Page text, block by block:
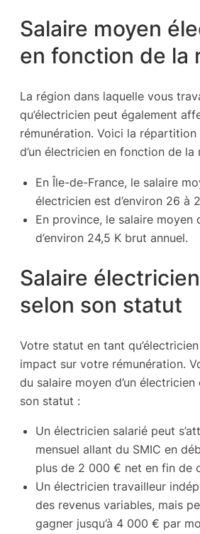
Salaire moyen
en fonction de la
La région dans laquelle vous
qu’électricien peut également
rémunération. Voici la
d’un électricien en fonction de la
En Île-de-France, le salaire
électricien est d’environ 26 à
En province, le salaire moyen
d’environ 24,5 K brut annuel.
Salaire
selon son statut
Votre statut en tant
impact sur votre rémunération.
du salaire moyen d’un
son statut :
Un électricien salarié peut
mensuel allant du SMIC en
plus de 2 000 € net en fin de
Un électricien travailleur
des revenus variables, mais
gagner jusqu’à 4 000 € par